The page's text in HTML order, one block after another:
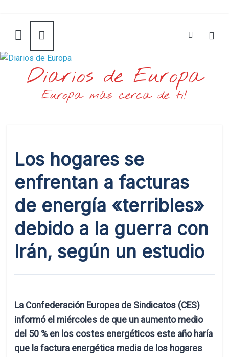
contenido
Diarios de Europa
Europa más cerca de ti!
Los hogares se
enfrentan a facturas
de energía «terribles»
debido a la guerra con
Irán, según un estudio
La Confederación Europea de Sindicatos (CES)
informó el miércoles de que un aumento medio
del 50 % en los costes energéticos este año haría
que la factura energética media de los hogares